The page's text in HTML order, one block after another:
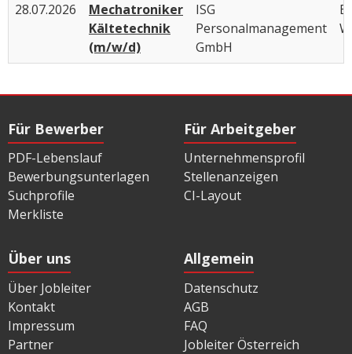
28.07.2026
Mechatroniker
Kältetechnik
(m/w/d)
ISG
Personalmanagement
GmbH
Für Bewerber
PDF-Lebenslauf
Bewerbungsunterlagen
Suchprofile
Merkliste
Für Arbeitgeber
Unternehmensprofil
Stellenanzeigen
CI-Layout
Über uns
Über Jobleiter
Kontakt
Impressum
Partner
Allgemein
Datenschutz
AGB
FAQ
Jobleiter Österreich